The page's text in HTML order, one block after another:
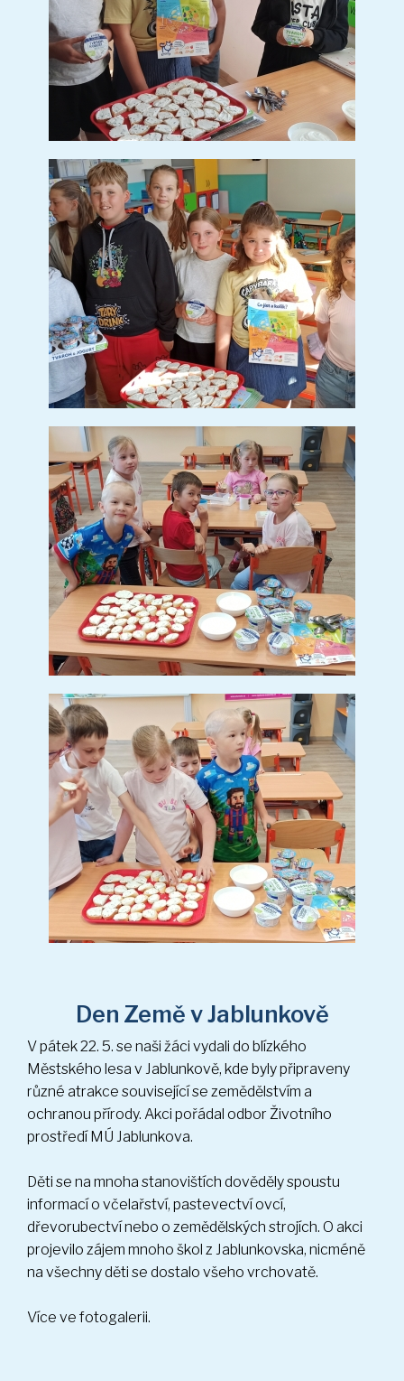
Den Země v Jablunkově
V pátek 22. 5. se naši žáci vydali do blízkého
Městského lesa v Jablunkově, kde byly připraveny
různé atrakce související se zemědělstvím a
ochranou přírody. Akci pořádal odbor Životního
prostředí MÚ Jablunkova.
Děti se na mnoha stanovištích dověděly spoustu
informací o včelařství, pastevectví ovcí,
dřevorubectví nebo o zemědělských strojích. O akci
projevilo zájem mnoho škol z Jablunkovska, nicméně
na všechny děti se dostalo všeho vrchovatě.
Více ve fotogalerii.
Den Země v Jablunkově(4 sn.)